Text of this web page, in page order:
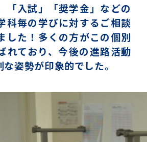
「入試」「奨学金」などの
科毎の学びに対するご相談
した！多くの方がこの個別
れており、今後の進路活動
姿勢が印象的でした。